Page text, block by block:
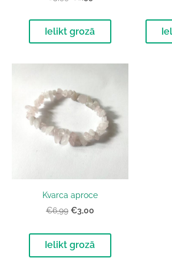
Ielikt grozā
Kvarca aproce
€6,99 €3,00
Ielikt grozā